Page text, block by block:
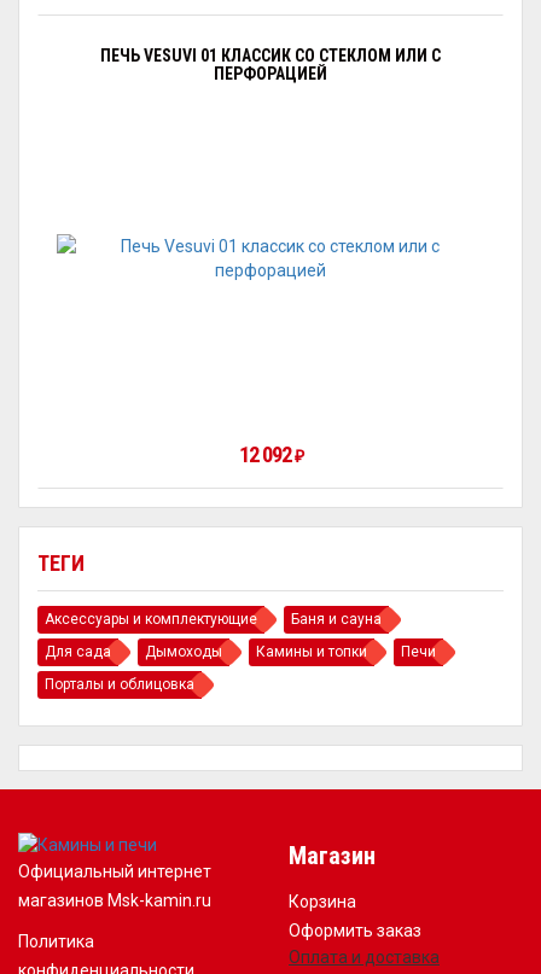
ТЕГИ
Аксессуары и комплектующие
Баня и сауна
Для сада
Дымоходы Камины и топки
Печи
Порталы и облицовка
ПЕЧЬ VESUVI 01 КЛАССИК СО СТЕКЛОМ ИЛИ С
ПЕРФОРАЦИЕЙ
12 092₽
Официальный интернет
магазинов Msk-kamin.ru
Политика
Магазин
Корзина
Оформить заказ
Оплата и доставка